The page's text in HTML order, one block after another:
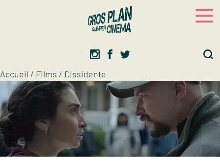
Accueil / Films / Dissidente